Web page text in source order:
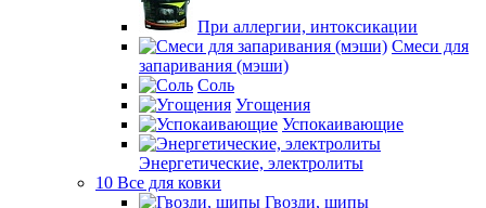
При аллергии, интоксикации
Смеси для
запаривания (мэши)
Соль
Угощения
Успокаивающие
Энергетические, электролиты
10 Все для ковки
Гвозди, шипы